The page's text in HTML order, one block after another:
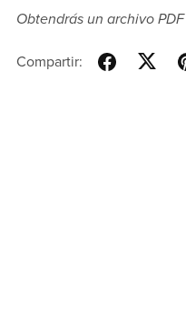
Obtendrás un archivo PDF
Compartir: